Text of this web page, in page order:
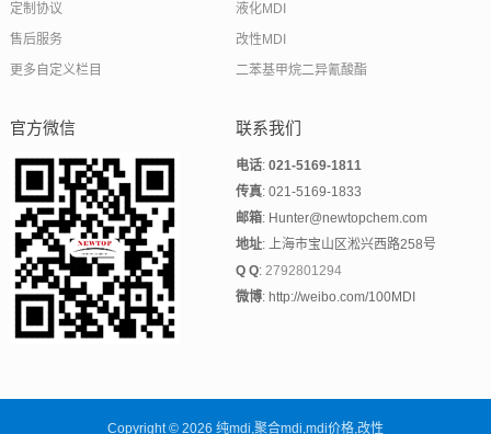
定制协议
售后服务
更多自定义栏目
液化MDI
改性MDI
二苯基甲烷二异氰酸酯
官方微信 联系我们
电话:021-5169-1811
传真: 021-5169-1833
邮箱: Hunter@newtopchem.com
地址: 上海市宝山区淞兴西路258号
Q Q:2792801294
微博: http://weibo.com/100MDI
Copyright © 2026 纯mdi,聚合mdi,mdi价格,改性